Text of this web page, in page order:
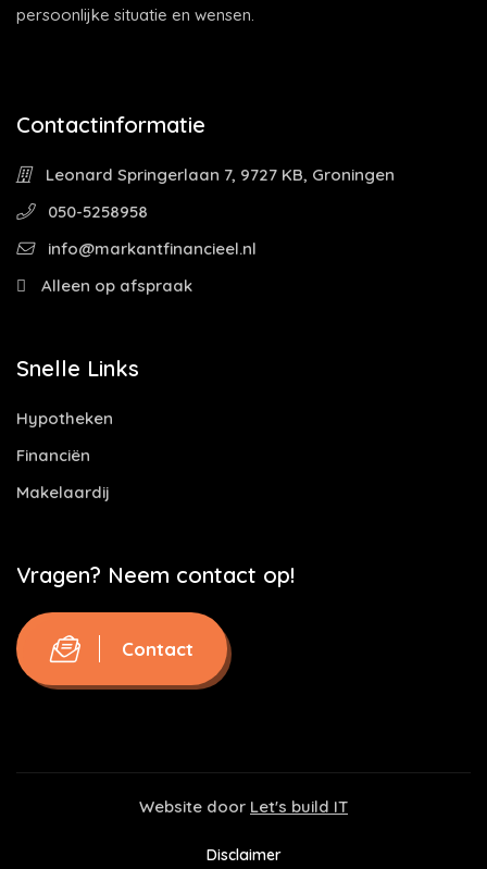
persoonlijke situatie en wensen.
Contactinformatie
Leonard Springerlaan 7, 9727 KB, Groningen
050-5258958
info@markantfinancieel.nl
Alleen op afspraak
Snelle Links
Hypotheken
Financiën
Makelaardij
Vragen? Neem contact op!
Contact
Website door Let's build IT
Disclaimer